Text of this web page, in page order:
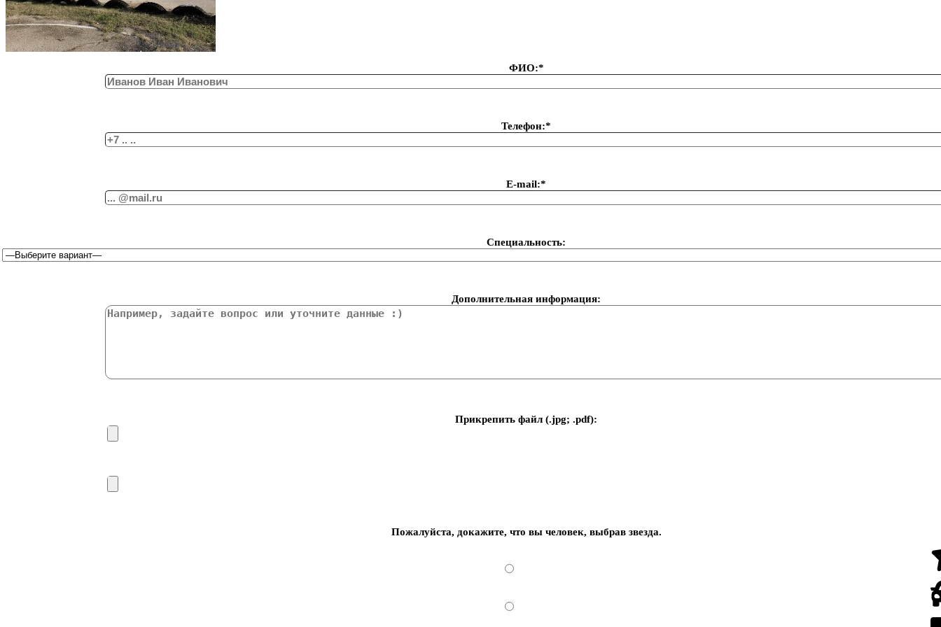
ФИО:*
Телефон:*
Е-mail:*
Специальность:
Дополнительная информация:
Прикрепить файл (.jpg; .pdf):
Пожалуйста, докажите, что вы человек, выбравзвезда.